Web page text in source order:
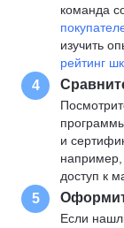
команда
изучить
рейтинг
4
и
доступ к
5
Если